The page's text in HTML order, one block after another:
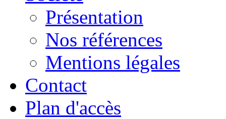
Présentation
Nos références
Mentions légales
Contact
Plan d'accès